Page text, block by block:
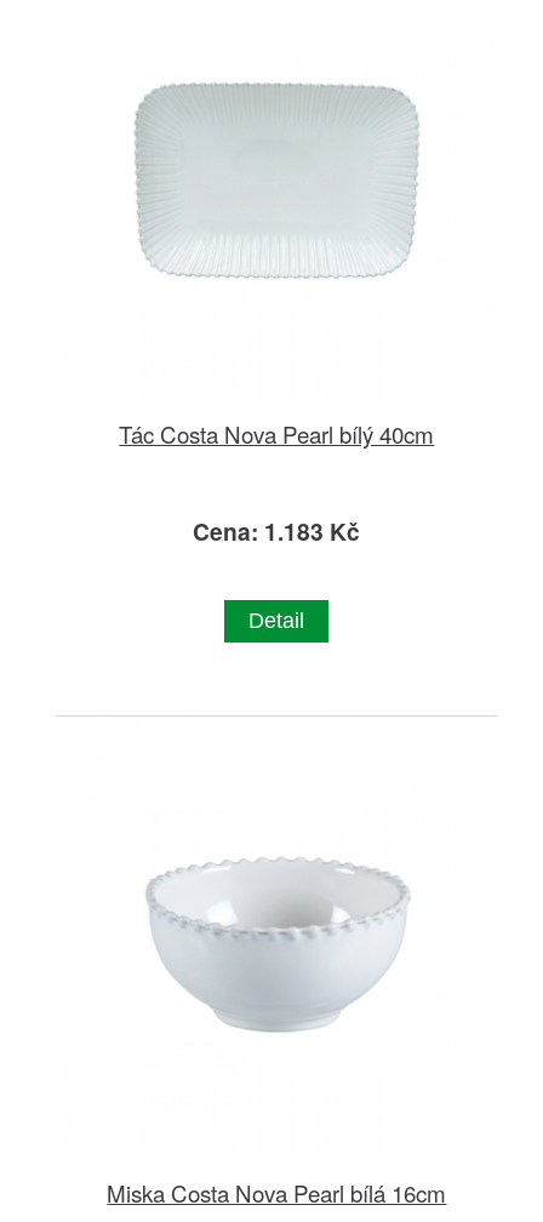
Tác Costa Nova Pearl bílý 40cm
Cena: 1.183 Kč
Detail
Miska Costa Nova Pearl bílá 16cm